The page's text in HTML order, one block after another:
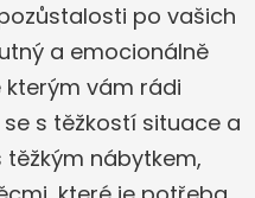
po vašich
a emocionálně
vám rádi
s těžkostí situace a
nábytkem,